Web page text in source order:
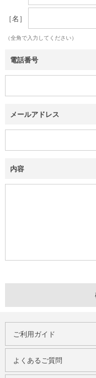
［名］
（全角で入力してください）
電話番号
メールアドレス
内容
ご利用ガイド
よくあるご質問